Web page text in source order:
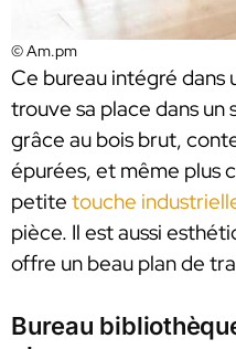
© Am.pm
Ce bureau intégré
trouve sa place dans
grâce au bois brut,
épurées, et même plus
petite touche
pièce. Il est aussi
offre un beau plan de
Bureau